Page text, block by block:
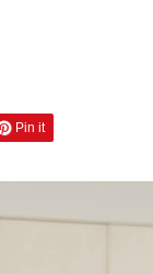
Pin it